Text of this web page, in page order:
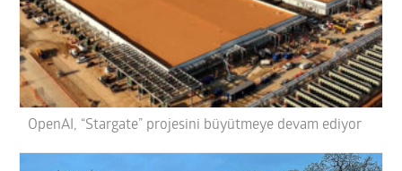
OpenAI, “Stargate” projesini büyütmeye devam ediyor